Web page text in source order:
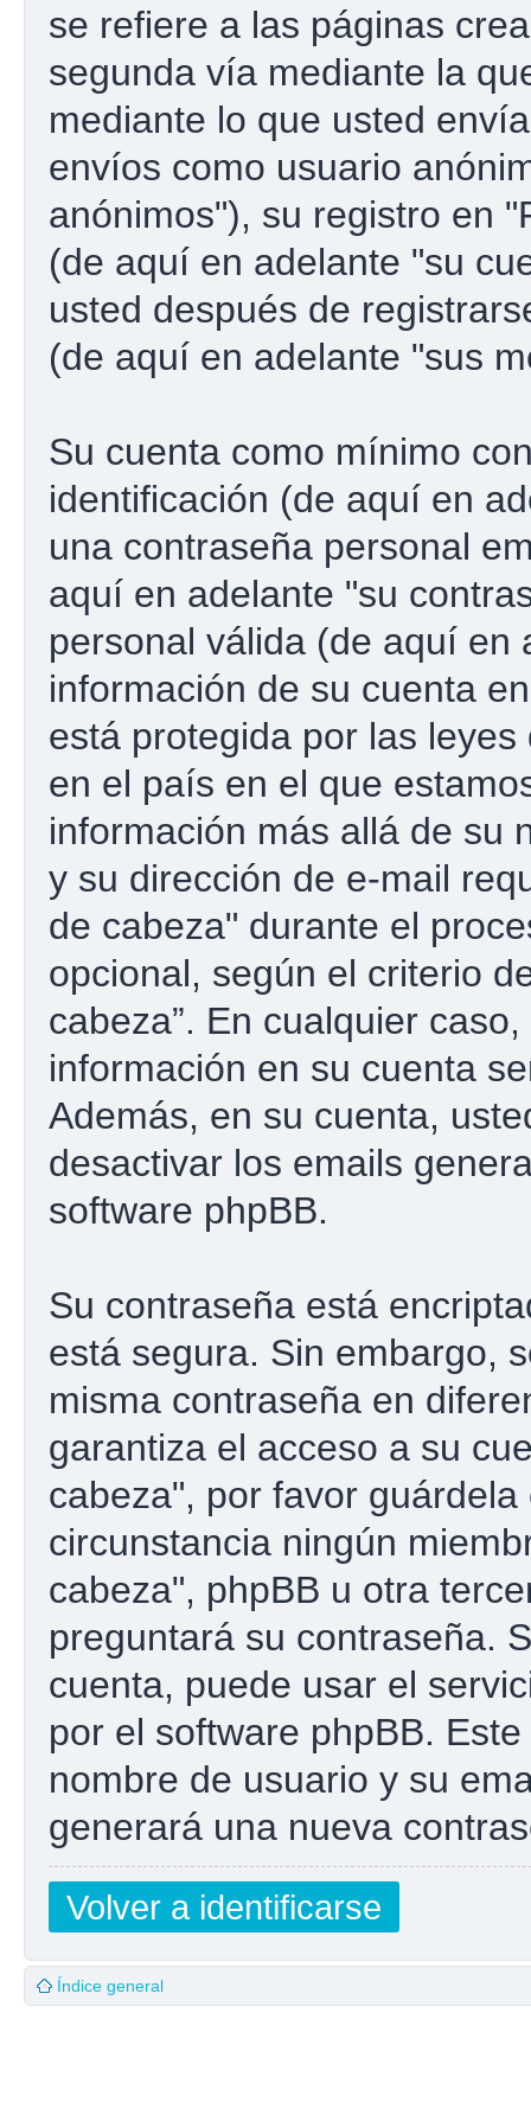
se refiere a las páginas
segunda vía mediante la
mediante lo que usted
envíos como usuario
anónimos"), su registro en
(de aquí en adelante "su
usted después de
(de aquí en adelante "sus
Su cuenta como mínimo
identificación (de aquí en
una contraseña personal
aquí en adelante "su
personal válida (de aquí en
información de su cuenta
está protegida por las
en el país en el que
información más allá de su
y su dirección de e-mail
de cabeza" durante el
opcional, según el criterio
cabeza”. En cualquier
información en su cuenta
Además, en su cuenta,
desactivar los emails
software phpBB.
Su contraseña está
está segura. Sin embargo,
misma contraseña en
garantiza el acceso a su
cabeza", por favor
circunstancia ningún
cabeza", phpBB u otra
preguntará su contraseña.
cuenta, puede usar el
por el software phpBB.
nombre de usuario y su
generará una nueva
Volver a identificarse
Índice general